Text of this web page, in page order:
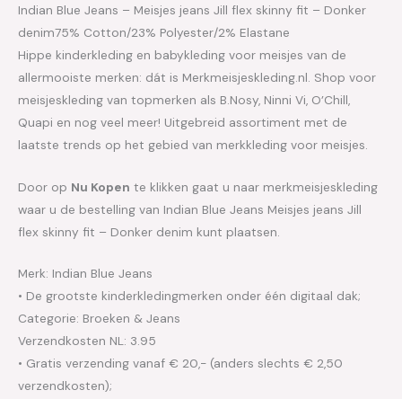
Indian Blue Jeans – Meisjes jeans Jill flex skinny fit – Donker
denim75% Cotton/23% Polyester/2% Elastane
Hippe kinderkleding en babykleding voor meisjes van de
allermooiste merken: dát is Merkmeisjeskleding.nl. Shop voor
meisjeskleding van topmerken als B.Nosy, Ninni Vi, O’Chill,
Quapi en nog veel meer! Uitgebreid assortiment met de
laatste trends op het gebied van merkkleding voor meisjes.
Door op Nu Kopen te klikken gaat u naar merkmeisjeskleding
waar u de bestelling van Indian Blue Jeans Meisjes jeans Jill
flex skinny fit – Donker denim kunt plaatsen.
Merk: Indian Blue Jeans
• De grootste kinderkledingmerken onder één digitaal dak;
Categorie: Broeken & Jeans
Verzendkosten NL: 3.95
• Gratis verzending vanaf € 20,- (anders slechts € 2,50
verzendkosten);